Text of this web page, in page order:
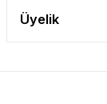
Üyelik